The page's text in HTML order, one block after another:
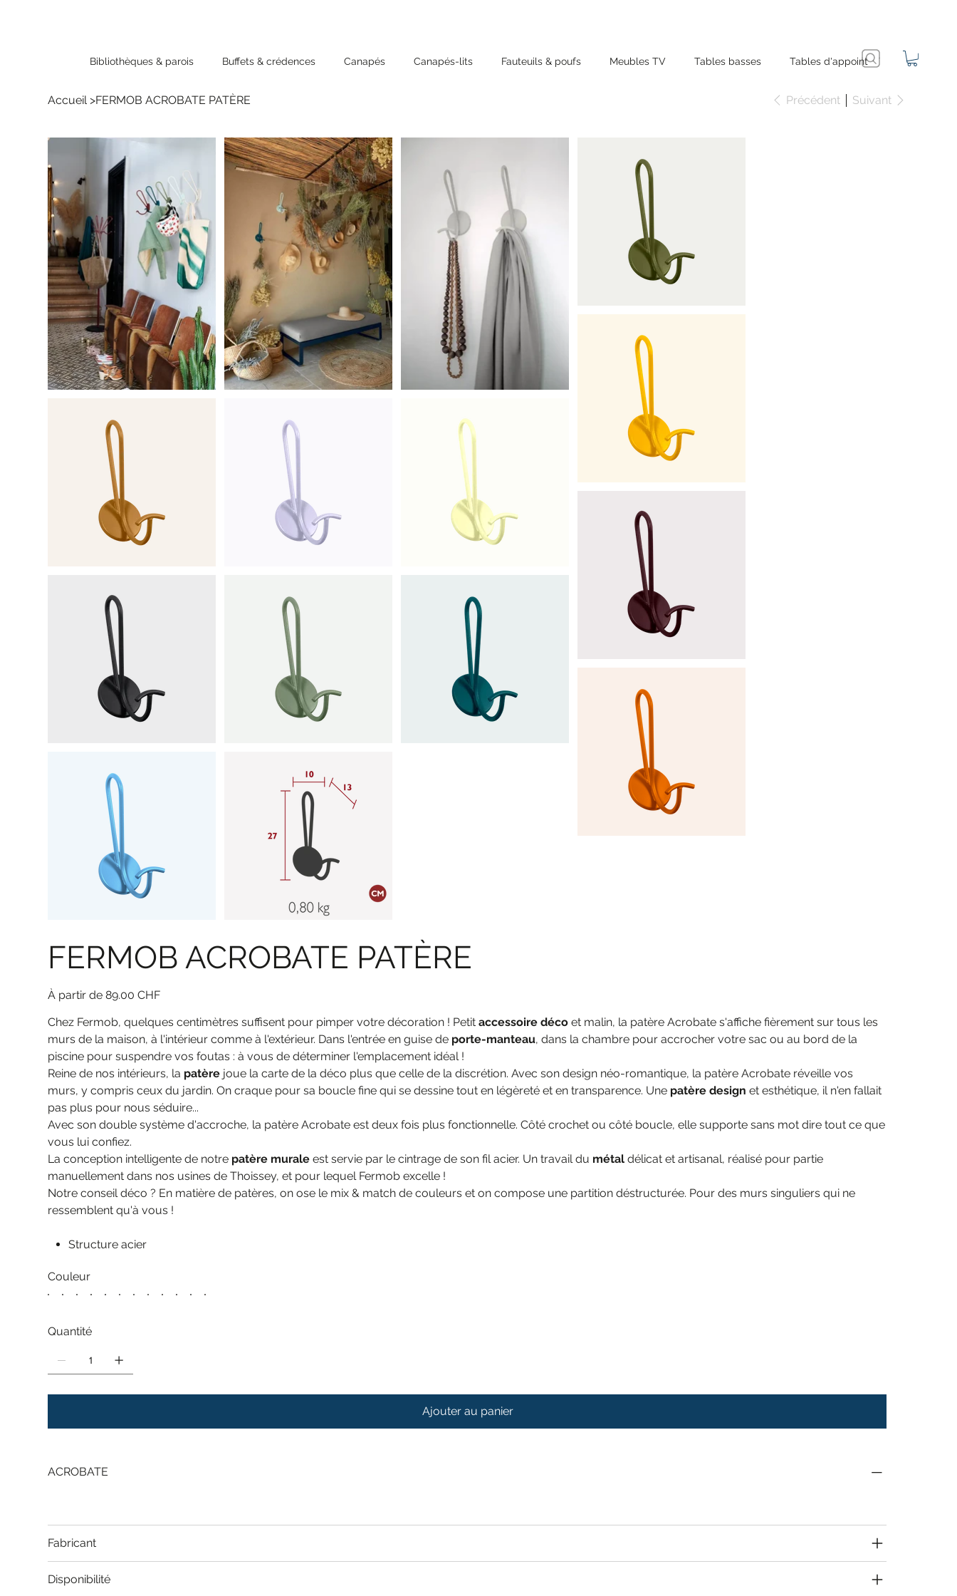
Bibliothèques & parois Buffets & crédences Canapés Canapés-lits Fauteuils & poufs Meubles TV Tables basses Tables d'appoint
Accueil >FERMOB ACROBATE PATÈRE Précédent Suivant
FERMOB ACROBATE PATÈRE
Prix
89.00 CHF
Chez Fermob, quelques centimètres suffisent pour pimper votre décoration ! Petitaccessoire déco et malin, la patère Acrobate s'affiche fièrement sur tous les
murs de la maison, à l'intérieur comme à l'extérieur. Dans l'entrée en guise de porte-manteau, dans la chambre pour accrocher votre sac ou au bord de la
piscine pour suspendre vos foutas : à vous de déterminer l'emplacement idéal !
Reine de nos intérieurs, la patère joue la carte de la déco plus que celle de la discrétion. Avec son design néo-romantique, la patère Acrobate réveille vos
murs, y compris ceux du jardin. On craque pour sa boucle fine qui se dessine tout en légèreté et en transparence. Une patère design et esthétique, il n'en fallait
pas plus pour nous séduire...
Avec son double système d'accroche, la patère Acrobate est deux fois plus fonctionnelle. Côté crochet ou côté boucle, elle supporte sans mot dire tout ce que
vous lui confiez.
La conception intelligente de notre patère murale est servie par le cintrage de son fil acier. Un travail du métal délicat et artisanal, réalisé pour partie
manuellement dans nos usines de Thoissey, et pour lequel Fermob excelle !
Notre conseil déco ? En matière de patères, on ose le mix & match de couleurs et on compose une partition déstructurée. Pour des murs singuliers qui ne
ressemblent qu'à vous !
Structure acier
Couleur
Quantité
Ajouter au panier
ACROBATE
Fabricant
Disponibilité